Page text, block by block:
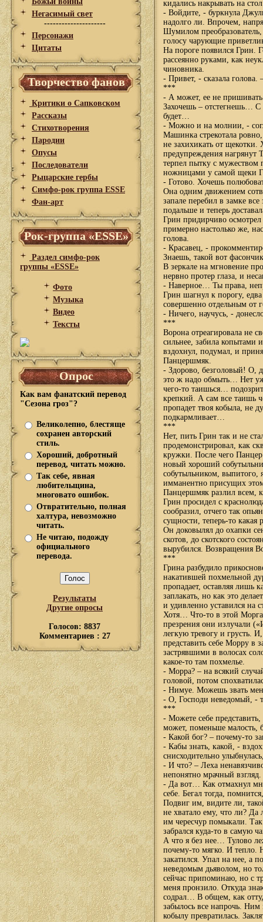
Негасимый свет
---------------------
Персонажи
Цитаты
Творчество фанов
Критики о Сапковском
Рассказы
Стихотворения
Пародии
Опусы
Последователи
Рыцарские гербы
Симфо-рок группа ESSE
Фан-арт
Рок-группа «ESSE»
Раздел симфо-рок
группы «ESSE»
Фото
Музыка
Видео
Тексты
Опрос
Как вам фанатский перевод
"Сезона гроз"?
Великолепно, блестяще
сохранен авторский
стиль.
Хороший, добротный
перевод, читать можно.
Так себе, явная
любительщина,
многовато ошибок.
Отвратительно, полная
халтура, невозможно
читать.
Не читаю, подожду
официального
перевода.
Результаты
Другие опросы
Голосов: 8837
Комментариев : 27
кидались накрывать на
- Войдите, - буркнула
надолго ли. Впрочем,
Шумилом
голосу чарующие
На пороге появился Грин.
рассеянно руками, как
чиновника.
- Привет, - сказала
***
- А может, ее не
Захочешь – отстегнешь… С
будет…
- Можно и на молнии, -
Машинка стрекотала
не захихикать от щекотки.
предупреждения нагрянут
терпел пытку с мужеством
ножницами у самой щеки
- Готово. Хочешь
Она одним движением
запале перебил в замке
подальше и теперь
Грин придирчиво
примерно настолько же,
голова.
- Красавец, -
Знаешь, такой вот
В зеркале на мгновение
нервно протер глаза, и
- Наверное… Ты права,
Грин шагнул к порогу,
совершенно отдельным от
- Ничего, научусь, -
***
Ворона отреагировала не
сильнее, забила копытами
вздохнул, подумал, и
Панцершмяк.
- Здорово, безголовый! О,
это ж надо обмыть… Нет
чего-то таишься…
крепкий. А сам все таишь
пропадет твоя кобыла, не
подкармливает…
***
Нет, пить Грин так и не
продемонстрировал, как
кружки. После чего Панцер
новый хороший
собутыльником, выпитого,
имманентно присущих
Панцершмяк разлил всем,
Грин просидел с
сообразил, отчего так
сущности, теперь-то какая
Он доковылял до охапки
скотов, до скотского
вырубился. Возвращения
***
Грина разбудило
накатившей похмельной
пропадает, оставляя лишь
заплакать, но как это
и удивленно уставился на
Хотя… Что-то в этой
презрения они излучали
легкую тревогу и грусть.
представить себе Морру в
застрявшими в волосах
какое-то там похмелье.
- Морра? – на всякий
головой, потом
- Нимуе. Можешь звать
- О, Господи неведомый, -
***
- Можете себе
может, поменьше малость,
- Какой бог? – почему-то
- Кабы знать, какой, -
снисходительно
- И что? – Леха
непонятно мрачный взгляд.
- Да вот… Как отмахнул
себе. Бегал тогда,
Подвиг им, видите ли,
не хватало ему, что ли?
им чересчур помыкали.
забрался куда-то в самую
А что я без нее… Тулово
почему-то мягко. И тепло.
закатился. Упал на нее, а
неведомым дьяволом, но
сейчас припоминаю, но с
меня пронзило. Откуда
содрал… В общем, как
забылось все напрочь.
кобылу превратилась.